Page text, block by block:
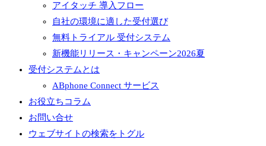
アイタッチ 導入フロー
自社の環境に適した受付選び
無料トライアル 受付システム
新機能リリース・キャンペーン2026夏
受付システムとは
ABphone Connect サービス
お役立ちコラム
お問い合せ
ウェブサイトの検索をトグル